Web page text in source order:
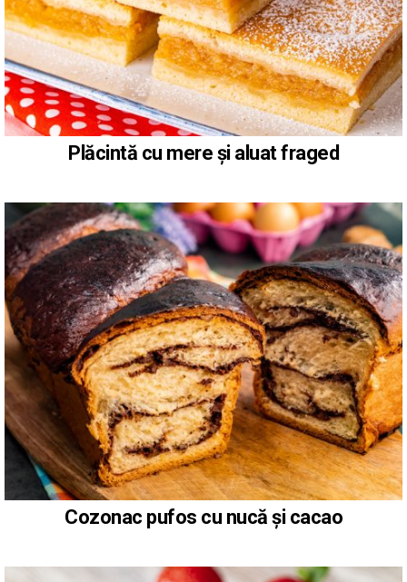
Plăcintă cu mere și aluat fraged
Cozonac pufos cu nucă și cacao